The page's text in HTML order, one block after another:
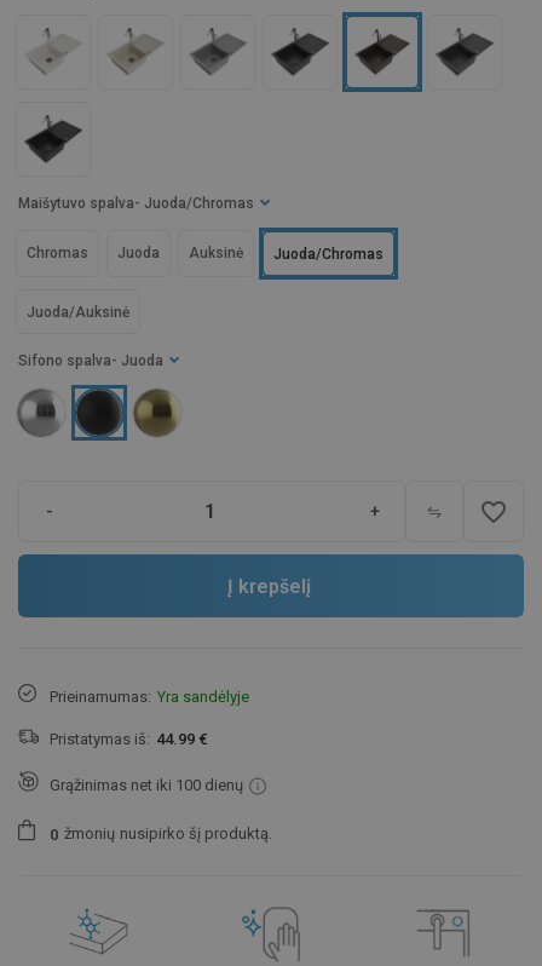
Sifono spalva - Juoda
Maišytuvo spalva - Juoda/Chromas
Juoda
Chromas Auksinė Juoda/Chromas
Juoda/Auksinė
- + favorite_border
Į krepšelį
Prieinamumas: Yra sandėlyje
Pristatymas iš: 44.99 €
Grąžinimas net iki 100 dienų
0 žmonių nusipirko šį produktą.